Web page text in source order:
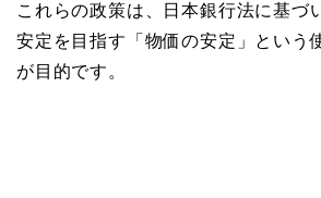
これらの政策は、日本銀行法に基づ
安定を目指す「物価の安定」という
が目的です。